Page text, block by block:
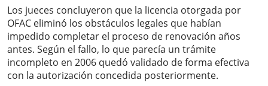
Los jueces concluyeron que la licencia otorgada por
OFAC eliminó los obstáculos legales que habían
impedido completar el proceso de renovación años
antes. Según el fallo, lo que parecía un trámite
incompleto en 2006 quedó validado de forma efectiva
con la autorización concedida posteriormente.